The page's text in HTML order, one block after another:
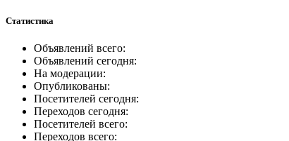
Статистика
Объявлений всего:
Объявлений сегодня:
На модерации:
Опубликованы:
Посетителей сегодня:
Переходов сегодня:
Посетителей всего:
Переходов всего: